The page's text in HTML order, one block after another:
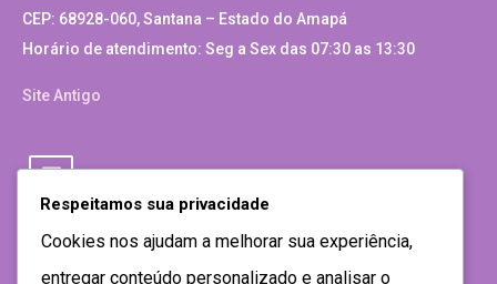
CEP: 68928-060, Santana – Estado do Amapá
Horário de atendimento: Seg a Sex das 07:30 as 13:30
Site Antigo
Respeitamos sua privacidade
Cookies nos ajudam a melhorar sua experiência,
entregar conteúdo personalizado e analisar o